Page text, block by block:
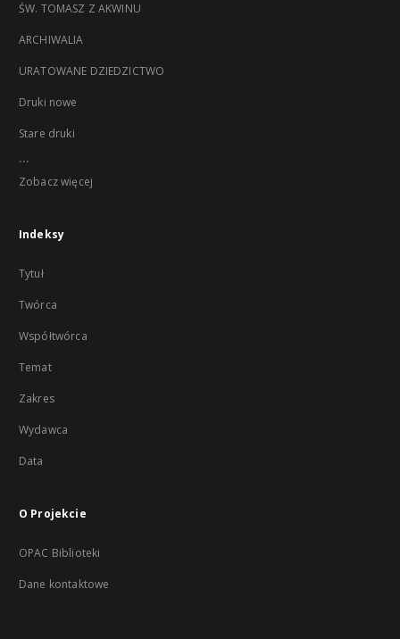
ŚW. TOMASZ Z AKWINU
ARCHIWALIA
URATOWANE DZIEDZICTWO
Druki nowe
Stare druki
...
Zobacz więcej
Indeksy
Tytuł
Twórca
Współtwórca
Temat
Zakres
Wydawca
Data
O Projekcie
OPAC Biblioteki
Dane kontaktowe